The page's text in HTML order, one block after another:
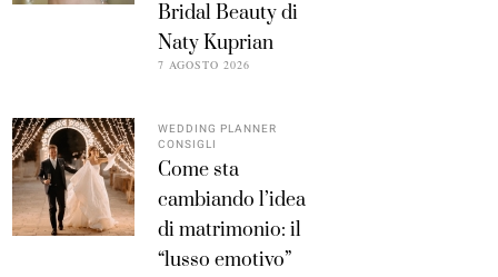
Bridal Beauty di
Naty Kuprian
7 AGOSTO 2026
WEDDING PLANNER
CONSIGLI
Come sta
cambiando l’idea
di matrimonio: il
“lusso emotivo”